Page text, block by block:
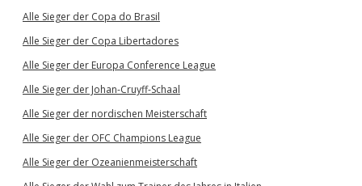
Alle Sieger der Copa do Brasil
Alle Sieger der Copa Libertadores
Alle Sieger der Europa Conference League
Alle Sieger der Johan-Cruyff-Schaal
Alle Sieger der nordischen Meisterschaft
Alle Sieger der OFC Champions League
Alle Sieger der Ozeanienmeisterschaft